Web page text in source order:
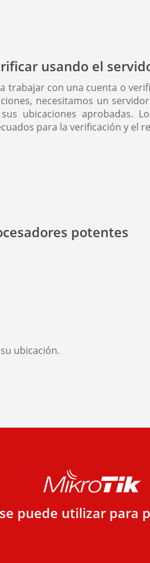
usando el
trabajar con una cuenta o
necesitamos un
ubicaciones aprobadas.
para la verificación y el
potentes
ubicación.
puede utilizar para